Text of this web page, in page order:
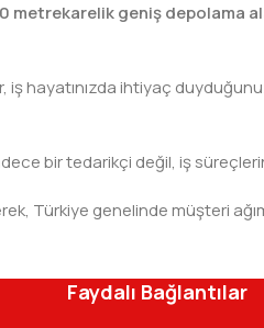
metrekarelik geniş depolama
hayatınızda ihtiyaç
bir tedarikçi değil, iş
Türkiye genelinde müşteri
Faydalı Bağlantılar